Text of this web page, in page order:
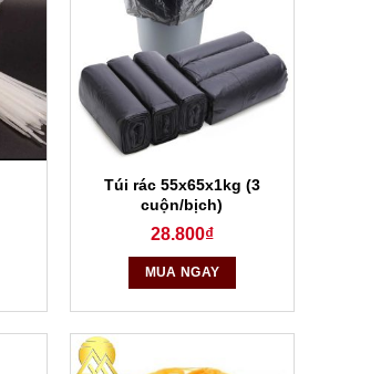
Túi rác 55x65x1kg (3
cuộn/bịch)
28.800₫
MUA NGAY